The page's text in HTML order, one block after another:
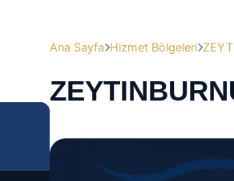
Ana Sayfa Hizmet Bölgeleri